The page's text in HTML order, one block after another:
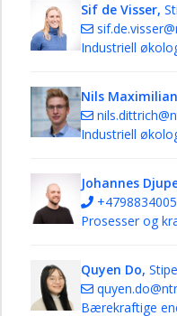
Sif de Visser,
Industriell
Nils
Industriell
Johannes
+4798834005
Prosesser og
Quyen Do,
Bærekraftige